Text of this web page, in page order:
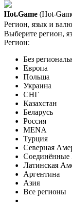
Hot.Game (Hot-
Регион, язык и
Выберите регион,
Регион:
Без
Европа
Польша
Украина
СНГ
Казахстан
Беларусь
Россия
MENA
Турция
Северная
Латинская
Аргентина
Азия
Все регионы